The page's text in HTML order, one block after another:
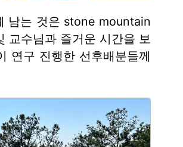
남는 것은 stone mountain
교수님과 즐거운 시간을 보
연구 진행한 선후배분들께